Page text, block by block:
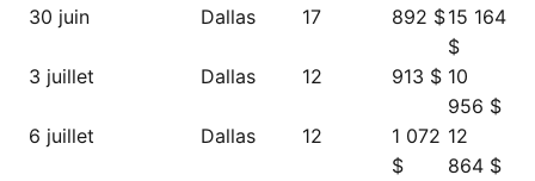
30 juin
Dallas 17 892 $15 164
$
3 juillet
Dallas 12 913 $ 10
956 $
6 juillet
Dallas 12
1 072
$
12
864 $